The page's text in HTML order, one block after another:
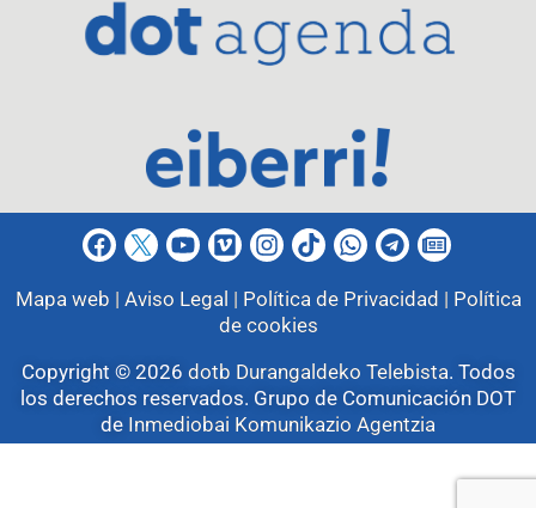
Mapa web | Aviso Legal | Política de Privacidad | Política
de cookies
Copyright © 2026 dotb Durangaldeko Telebista. Todos
los derechos reservados. Grupo de Comunicación DOT
de Inmediobai Komunikazio Agentzia